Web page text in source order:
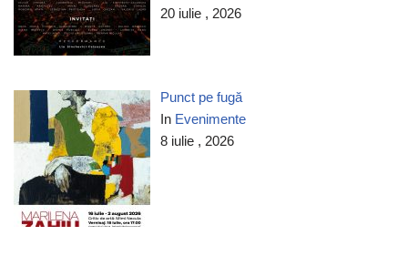
20 iulie , 2026
Punct pe fugă
In Evenimente
8 iulie , 2026